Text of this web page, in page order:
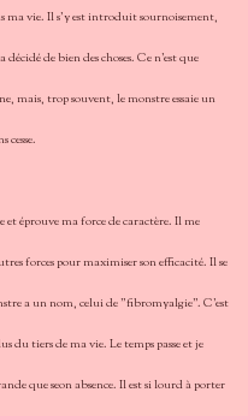
ma vie. Il s'y est introduit sournoisement,
de bien des choses. Ce n'est que
mais, trop souvent, le monstre essaie un
cesse.
éprouve ma force de caractère. Il me
forces pour maximiser son efficacité. Il se
a un nom, celui de "fibromyalgie". C'est
du tiers de ma vie. Le temps passe et je
que seon absence. Il est si lourd à porter